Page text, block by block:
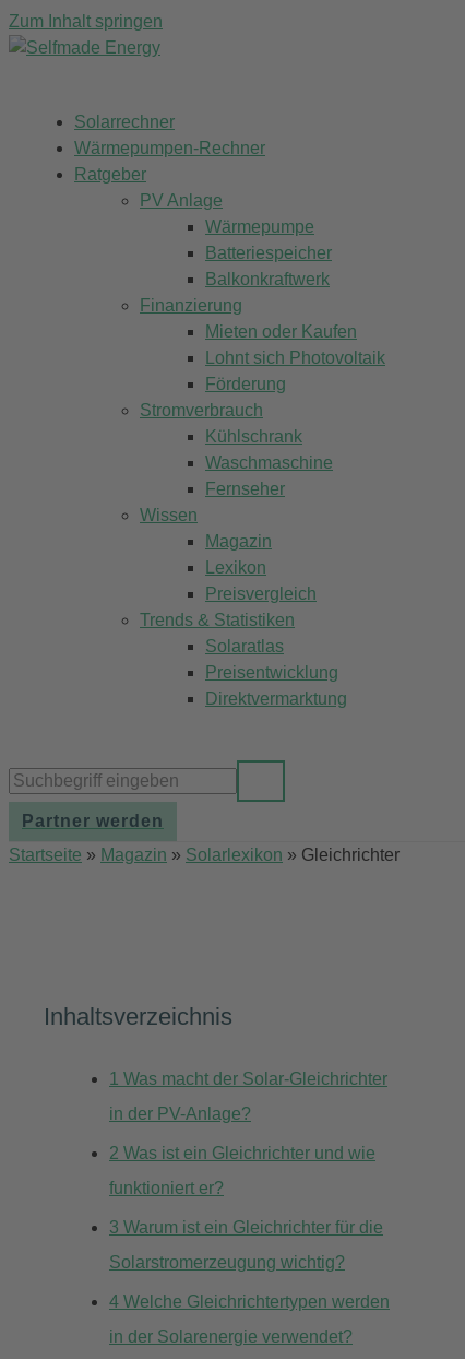
Zum Inhalt springen
Solarrechner
Wärmepumpen-Rechner
Ratgeber
PV Anlage
Wärmepumpe
Batteriespeicher
Balkonkraftwerk
Finanzierung
Mieten oder Kaufen
Lohnt sich Photovoltaik
Förderung
Stromverbrauch
Kühlschrank
Waschmaschine
Fernseher
Wissen
Magazin
Lexikon
Preisvergleich
Trends & Statistiken
Solaratlas
Preisentwicklung
Direktvermarktung
Partner werden
Startseite » Magazin » Solarlexikon » Gleichrichter
Inhaltsverzeichnis
1 Was macht der Solar-Gleichrichter
in der PV-Anlage?
2 Was ist ein Gleichrichter und wie
funktioniert er?
3 Warum ist ein Gleichrichter für die
Solarstromerzeugung wichtig?
4 Welche Gleichrichtertypen werden
in der Solarenergie verwendet?